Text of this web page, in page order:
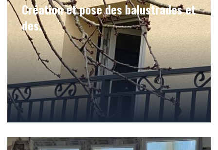
Création et pose des balustrades et
des.